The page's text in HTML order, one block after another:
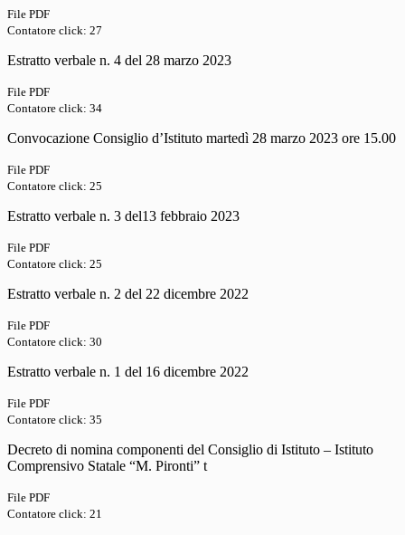
File PDF
Contatore click: 27
Estratto verbale n. 4 del 28 marzo 2023
File PDF
Contatore click: 34
Convocazione Consiglio d’Istituto martedì 28 marzo 2023 ore 15.00
File PDF
Contatore click: 25
Estratto verbale n. 3 del13 febbraio 2023
File PDF
Contatore click: 25
Estratto verbale n. 2 del 22 dicembre 2022
File PDF
Contatore click: 30
Estratto verbale n. 1 del 16 dicembre 2022
File PDF
Contatore click: 35
Decreto di nomina componenti del Consiglio di Istituto – Istituto
Comprensivo Statale “M. Pironti” t
File PDF
Contatore click: 21